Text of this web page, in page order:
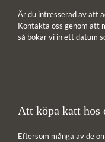
Är du intresserad av att
Kontakta oss genom att
så bokar vi in ett datum
Att köpa katt hos
Eftersom många av de